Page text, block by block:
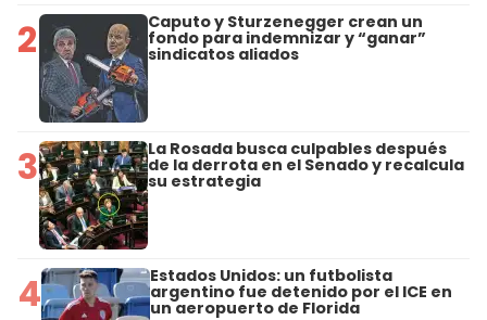
2 Caputo y Sturzenegger crean un
fondo para indemnizar y “ganar”
sindicatos aliados
3 La Rosada busca culpables después
de la derrota en el Senado y recalcula
su estrategia
4 Estados Unidos: un futbolista
argentino fue detenido por el ICE en
un aeropuerto de Florida